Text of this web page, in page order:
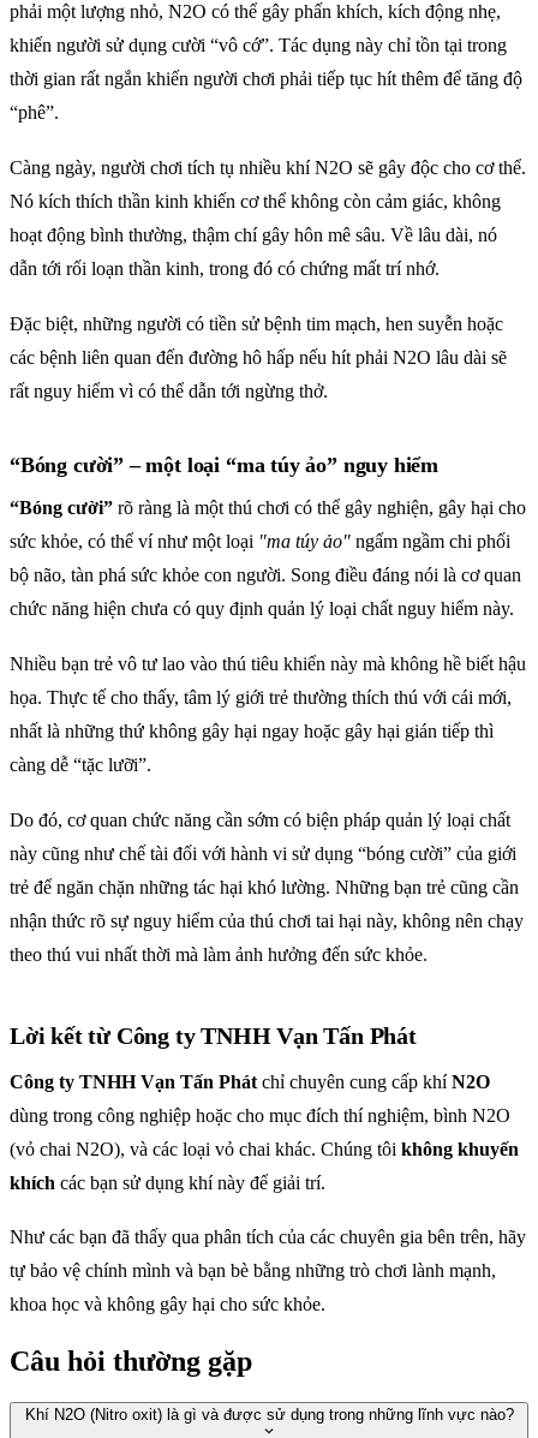
phải một lượng nhỏ, N2O có thể gây phấn khích, kích động nhẹ,
khiến người sử dụng cười “vô cớ”. Tác dụng này chỉ tồn tại trong
thời gian rất ngắn khiến người chơi phải tiếp tục hít thêm để tăng độ
“phê”.
Càng ngày, người chơi tích tụ nhiều khí N2O sẽ gây độc cho cơ thể.
Nó kích thích thần kinh khiến cơ thể không còn cảm giác, không
hoạt động bình thường, thậm chí gây hôn mê sâu. Về lâu dài, nó
dẫn tới rối loạn thần kinh, trong đó có chứng mất trí nhớ.
Đặc biệt, những người có tiền sử bệnh tim mạch, hen suyễn hoặc
các bệnh liên quan đến đường hô hấp nếu hít phải N2O lâu dài sẽ
rất nguy hiểm vì có thể dẫn tới ngừng thở.
“Bóng cười” – một loại “ma túy ảo” nguy hiểm
“Bóng cười” rõ ràng là một thú chơi có thể gây nghiện, gây hại cho
sức khỏe, có thể ví như một loại "ma túy ảo" ngấm ngầm chi phối
bộ não, tàn phá sức khỏe con người. Song điều đáng nói là cơ quan
chức năng hiện chưa có quy định quản lý loại chất nguy hiểm này.
Nhiều bạn trẻ vô tư lao vào thú tiêu khiển này mà không hề biết hậu
họa. Thực tế cho thấy, tâm lý giới trẻ thường thích thú với cái mới,
nhất là những thứ không gây hại ngay hoặc gây hại gián tiếp thì
càng dễ “tặc lưỡi”.
Do đó, cơ quan chức năng cần sớm có biện pháp quản lý loại chất
này cũng như chế tài đối với hành vi sử dụng “bóng cười” của giới
trẻ để ngăn chặn những tác hại khó lường. Những bạn trẻ cũng cần
nhận thức rõ sự nguy hiểm của thú chơi tai hại này, không nên chạy
theo thú vui nhất thời mà làm ảnh hưởng đến sức khỏe.
Lời kết từ Công ty TNHH Vạn Tấn Phát
Công ty TNHH Vạn Tấn Phát chỉ chuyên cung cấp khíN2O
dùng trong công nghiệp hoặc cho mục đích thí nghiệm, bình N2O
(vỏ chai N2O), và các loại vỏ chai khác. Chúng tôi không khuyến
khích các bạn sử dụng khí này để giải trí.
Như các bạn đã thấy qua phân tích của các chuyên gia bên trên, hãy
tự bảo vệ chính mình và bạn bè bằng những trò chơi lành mạnh,
khoa học và không gây hại cho sức khỏe.
Câu hỏi thường gặp
Khí N2O (Nitro oxit) là gì và được sử dụng trong những lĩnh vực nào?